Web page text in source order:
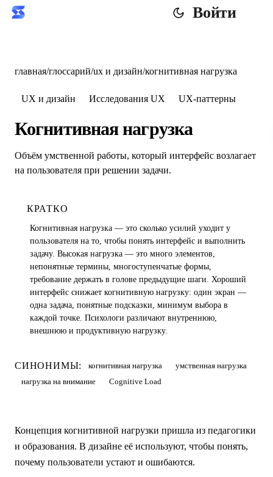
Войти
главная/глоссарий/ux и дизайн/когнитивная нагрузка
UX и дизайн Исследования UX UX-паттерны
Когнитивная нагрузка
Объём умственной работы, который интерфейс возлагает
на пользователя при решении задачи.
КРАТКО
Когнитивная нагрузка — это сколько усилий уходит у
пользователя на то, чтобы понять интерфейс и выполнить
задачу. Высокая нагрузка — это много элементов,
непонятные термины, многоступенчатые формы,
требование держать в голове предыдущие шаги. Хороший
интерфейс снижает когнитивную нагрузку: один экран —
одна задача, понятные подсказки, минимум выбора в
каждой точке. Психологи различают внутреннюю,
внешнюю и продуктивную нагрузку.
СИНОНИМЫ: когнитивная нагрузка
умственная нагрузка
нагрузка на внимание
Cognitive Load
Концепция когнитивной нагрузки пришла из педагогики
и образования. В дизайне её используют, чтобы понять,
почему пользователи устают и ошибаются.